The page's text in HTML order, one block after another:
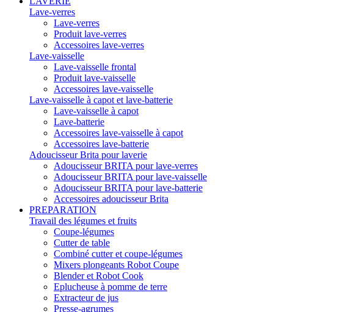
Lave-verres
Lave-verres
Produit lave-verres
Accessoires lave-verres
Lave-vaisselle
Lave-vaisselle frontal
Produit lave-vaisselle
Accessoires lave-vaisselle
Lave-vaisselle à capot et lave-batterie
Lave-vaisselle à capot
Lave-batterie
Accessoires lave-vaisselle à capot
Accessoires lave-batterie
Adoucisseur Brita pour laverie
Adoucisseur BRITA pour lave-verres
Adoucisseur BRITA pour lave-vaisselle
Adoucisseur BRITA pour lave-batterie
Accessoires adoucisseur Brita
PREPARATION
Travail des légumes et fruits
Coupe-légumes
Cutter de table
Combiné cutter et coupe-légumes
Mixers plongeants Robot Coupe
Blender et Robot Cook
Eplucheuse à pomme de terre
Extracteur de jus
Presse-agrumes